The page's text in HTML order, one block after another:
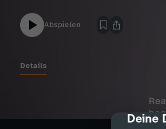
cmp-
Deine
Abspielen
Details